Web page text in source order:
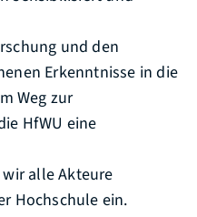
und den
Erkenntnisse in die
Weg zur
HfWU eine
alle Akteure
Hochschule ein.